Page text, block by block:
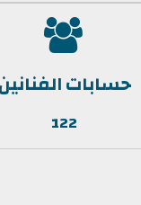
حسابات الفنانين
122